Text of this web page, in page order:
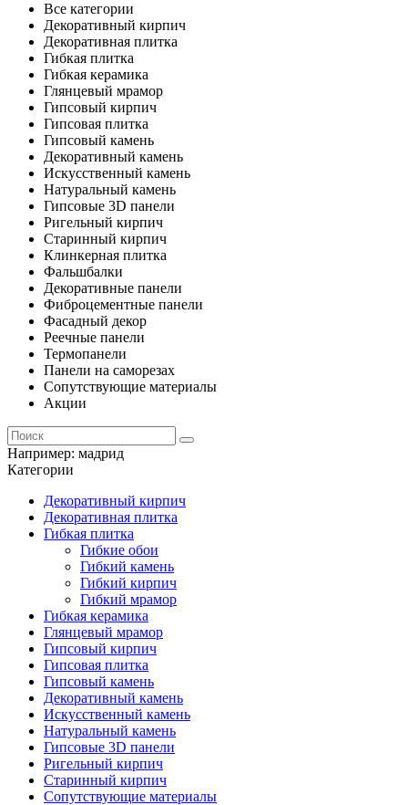
Все категории
Декоративный кирпич
Декоративная плитка
Гибкая плитка
Гибкая керамика
Глянцевый мрамор
Гипсовый кирпич
Гипсовая плитка
Гипсовый камень
Декоративный камень
Искусственный камень
Натуральный камень
Гипсовые 3D панели
Ригельный кирпич
Старинный кирпич
Клинкерная плитка
Фальшбалки
Декоративные панели
Фиброцементные панели
Фасадный декор
Реечные панели
Термопанели
Панели на саморезах
Сопутствующие материалы
Акции
Например: мадрид
Категории
Декоративный кирпич
Декоративная плитка
Гибкая плитка
Гибкие обои
Гибкий камень
Гибкий кирпич
Гибкий мрамор
Гибкая керамика
Глянцевый мрамор
Гипсовый кирпич
Гипсовая плитка
Гипсовый камень
Декоративный камень
Искусственный камень
Натуральный камень
Гипсовые 3D панели
Ригельный кирпич
Старинный кирпич
Сопутствующие материалы